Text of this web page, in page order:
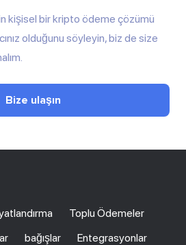
kişisel bir kripto ödeme çözümü
olduğunu söyleyin, biz de size
Bize ulaşın
Toplu Ödemeler
bağışlar Entegrasyonlar